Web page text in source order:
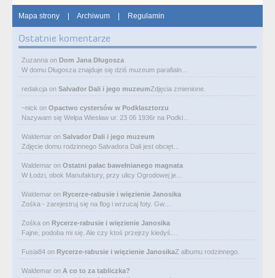
Mapa strony | Archiwum | Regulamin
Ostatnie komentarze
Zuzanna on Dom Jana Długosza
W domu Długosza znajduje się dziś muzeum parafialn…
redakcja on Salvador Dali i jego muzeumZdjęcia zmienione.
~nick on Opactwo cystersów w Podklasztorzu
Nazywam się Wełpa Wiesław ur. 23 06 1936r na Podkl…
Waldemar on Salvador Dali i jego muzeum
Zdjęcie domu rodzinnego Salvadora Dali jest obcięt…
Waldemar on Ostatni pałac bawełnianego magnata
W Łodzi, obok Manufaktury, przy ulicy Ogrodowej je…
Waldemar on Rycerze-rabusie i więzienie Janosika
Zośka - zarejestruj się na flog i wrzucaj foty. Gw…
Zośka on Rycerze-rabusie i więzienie Janosika
Fajne, podoba mi się. Ale czy ktoś przejrzy kiedyś…
Fusia84 on Rycerze-rabusie i więzienie JanosikaZ albumu rodzinnego.
Waldemar on A co to za tabliczka?